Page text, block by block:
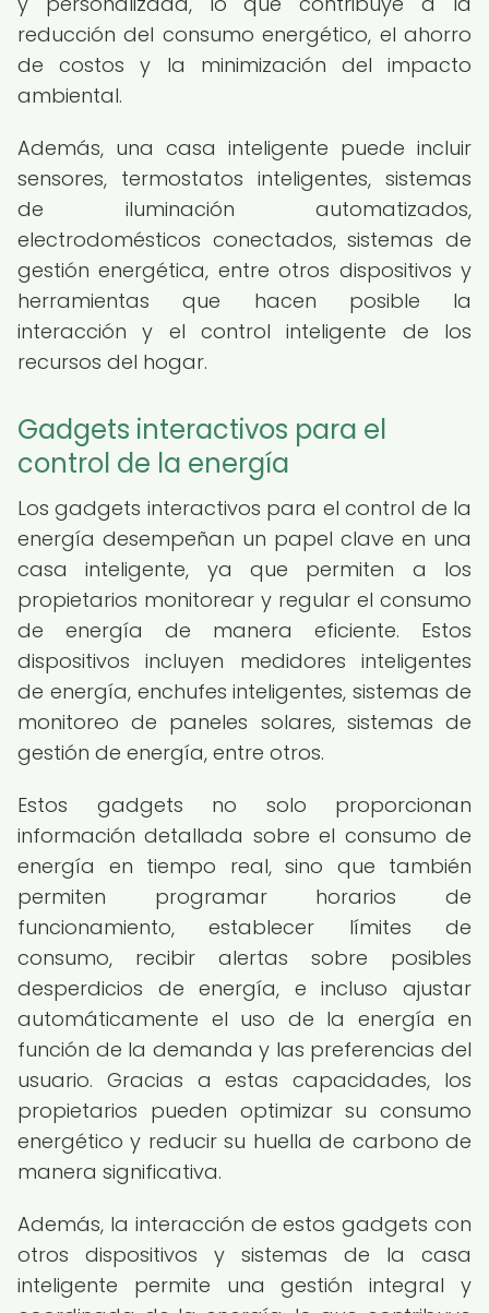
reducción del consumo energético, el ahorro
de costos y la minimización del impacto
ambiental.
Además, una casa inteligente puede incluir
sensores, termostatos inteligentes, sistemas
de iluminación automatizados,
electrodomésticos conectados, sistemas de
gestión energética, entre otros dispositivos y
herramientas que hacen posible la
interacción y el control inteligente de los
recursos del hogar.
Gadgets interactivos para el
control de la energía
Los gadgets interactivos para el control de la
energía desempeñan un papel clave en una
casa inteligente, ya que permiten a los
propietarios monitorear y regular el consumo
de energía de manera eficiente. Estos
dispositivos incluyen medidores inteligentes
de energía, enchufes inteligentes, sistemas de
monitoreo de paneles solares, sistemas de
gestión de energía, entre otros.
Estos gadgets no solo proporcionan
información detallada sobre el consumo de
energía en tiempo real, sino que también
permiten programar horarios de
funcionamiento, establecer límites de
consumo, recibir alertas sobre posibles
desperdicios de energía, e incluso ajustar
automáticamente el uso de la energía en
función de la demanda y las preferencias del
usuario. Gracias a estas capacidades, los
propietarios pueden optimizar su consumo
energético y reducir su huella de carbono de
manera significativa.
Además, la interacción de estos gadgets con
otros dispositivos y sistemas de la casa
inteligente permite una gestión integral y